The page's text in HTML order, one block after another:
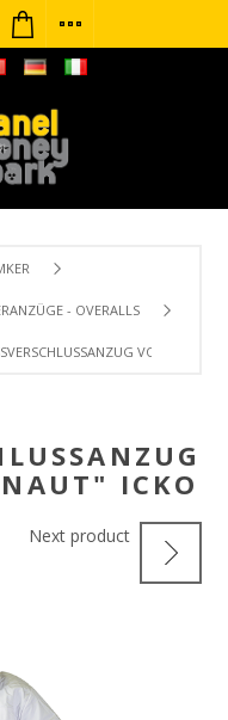
- OVERALLS
VOM TYP
V
ICKO
Next product